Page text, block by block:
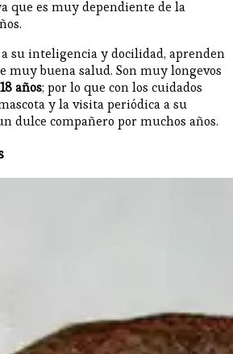
que es muy dependiente de la
su inteligencia y docilidad, aprenden
muy buena salud. Son muy longevos
años; por lo que con los cuidados
y la visita periódica a su
dulce compañero por muchos años.